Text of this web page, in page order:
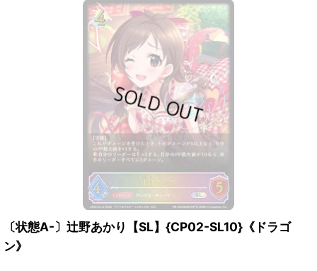
〔状態A-〕辻野あかり【SL】{CP02-SL10}《ドラゴ
ン》